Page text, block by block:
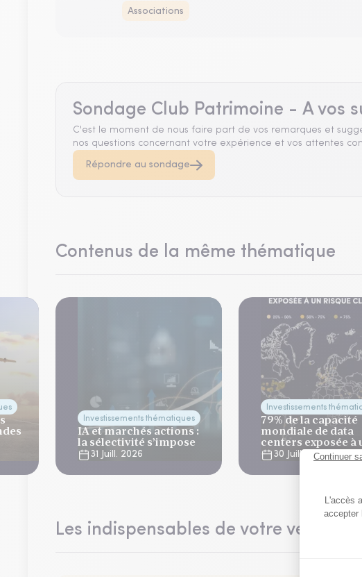
Associations
Sondage Club Patrimoine - A vos
C'est le moment de nous faire part de vos remarques et
nos questions concernant votre expérience et vos attentes
Répondre au sondage
Contenus de la même thématique
Investissements thématiques
IA et marchés actions :
la sélectivité s’impose
31 Juill. 2026
Investissements
79% de la capacité
mondiale de data
centers exposée à
risque climatique
30 Juill. 2026
Les indispensables de votre veille